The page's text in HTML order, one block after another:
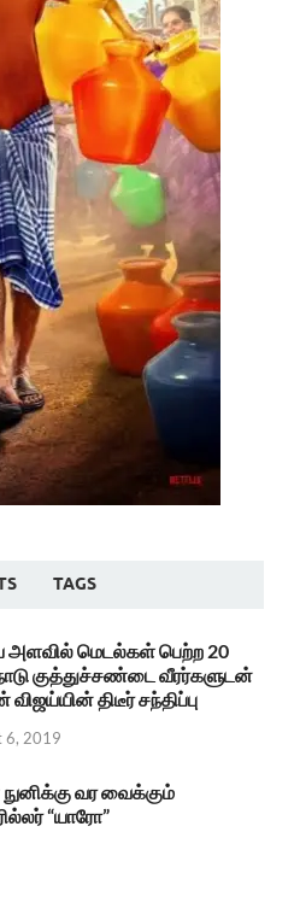
TAGS
அளவில் மெடல்கள் பெற்ற 20
குத்துச்சண்டை வீரர்களுடன்
திடீர் சந்திப்பு
6, 2019
வர வைக்கும்
“யாரோ”